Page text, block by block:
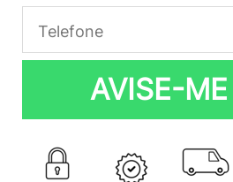
AVISE-ME